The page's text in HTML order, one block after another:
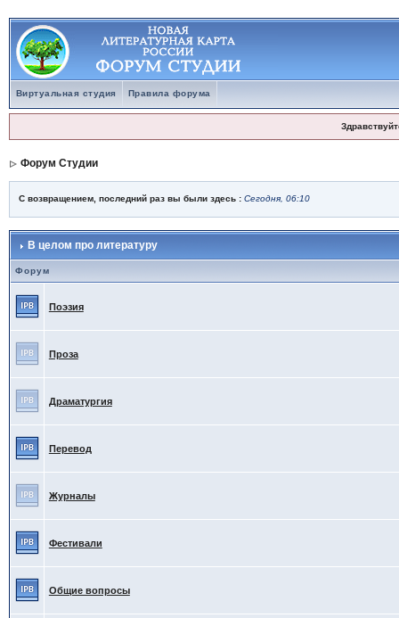
Виртуальная студия Правила форума
Форум Студии
С возвращением, последний раз вы были здесь : Сегодня, 06:10
В целом про литературу
Форум
Поэзия
Проза
Драматургия
Перевод
Журналы
Фестивали
Общие вопросы